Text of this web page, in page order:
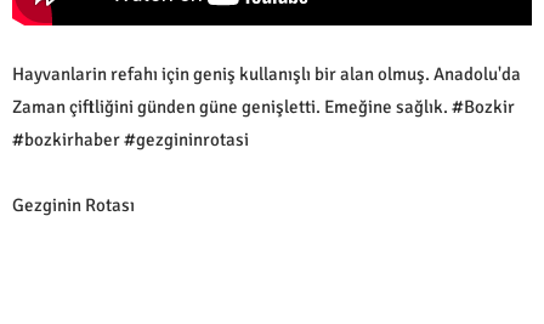
Hayvanlarin refahı için geniş kullanışlı bir alan olmuş. Anadolu'da
Zaman çiftliğini günden güne genişletti. Emeğine sağlık. #Bozkir
#bozkirhaber #gezgininrotasi
Gezginin Rotası